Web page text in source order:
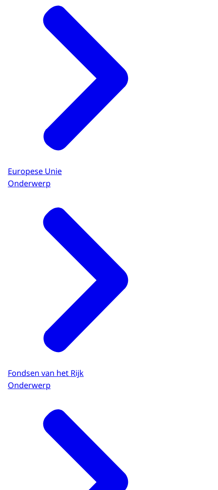
Europese Unie
Onderwerp
Fondsen van het Rijk
Onderwerp